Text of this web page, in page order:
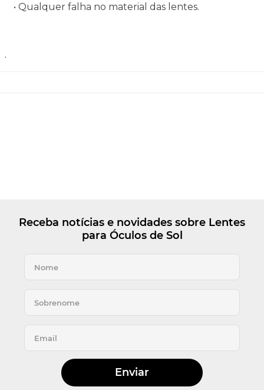
• Qualquer falha no material das lentes.
.
Receba notícias e novidades sobre Lentes
para Óculos de Sol
Enviar